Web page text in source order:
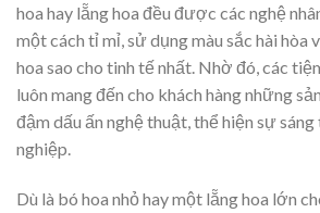
hoa hay lẵng hoa đều được các nghệ
một cách tỉ mỉ, sử dụng màu sắc hài hòa
hoa sao cho tinh tế nhất. Nhờ đó, các
luôn mang đến cho khách hàng những
đậm dấu ấn nghệ thuật, thể hiện sự sáng
nghiệp.
Dù là bó hoa nhỏ hay một lẵng hoa lớn